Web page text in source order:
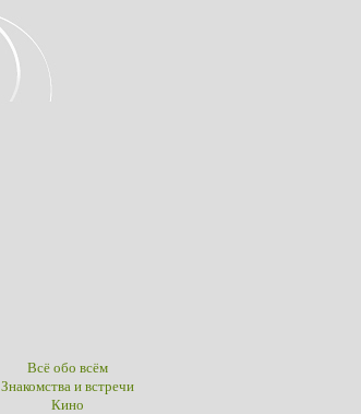
Всё обо всём
Знакомства и встречи
Кино